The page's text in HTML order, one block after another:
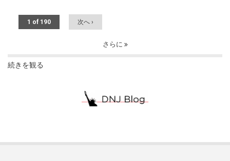
1 of 190 次へ ›
さらに
続きを観る